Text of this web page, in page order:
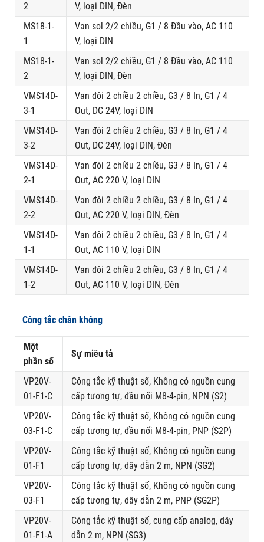
2
V, loại DIN, Đèn
MS18-1-
1
Van sol 2/2 chiều, G1 / 8 Đầu vào, AC 110
V, loại DIN
MS18-1-
2
Van sol 2/2 chiều, G1 / 8 Đầu vào, AC 110
V, loại DIN, Đèn
VMS14D-
3-1
Van đôi 2 chiều 2 chiều, G3 / 8 In, G1 / 4
Out, DC 24V, loại DIN
VMS14D-
3-2
Van đôi 2 chiều 2 chiều, G3 / 8 In, G1 / 4
Out, DC 24V, loại DIN, Đèn
VMS14D-
2-1
Van đôi 2 chiều 2 chiều, G3 / 8 In, G1 / 4
Out, AC 220 V, loại DIN
VMS14D-
2-2
Van đôi 2 chiều 2 chiều, G3 / 8 In, G1 / 4
Out, AC 220 V, loại DIN, Đèn
VMS14D-
1-1
Van đôi 2 chiều 2 chiều, G3 / 8 In, G1 / 4
Out, AC 110 V, loại DIN
VMS14D-
1-2
Van đôi 2 chiều 2 chiều, G3 / 8 In, G1 / 4
Out, AC 110 V, loại DIN, Đèn
Công tắc chân không
Một
phần số
Sự miêu tả
VP20V-
01-F1-C
Công tắc kỹ thuật số, Không có nguồn cung
cấp tương tự, đầu nối M8-4-pin, NPN (S2)
VP20V-
03-F1-C
Công tắc kỹ thuật số, Không có nguồn cung
cấp tương tự, đầu nối M8-4-pin, PNP (S2P)
VP20V-
01-F1
Công tắc kỹ thuật số, Không có nguồn cung
cấp tương tự, dây dẫn 2 m, NPN (SG2)
VP20V-
03-F1
Công tắc kỹ thuật số, Không có nguồn cung
cấp tương tự, dây dẫn 2 m, PNP (SG2P)
VP20V-
01-F1-A
Công tắc kỹ thuật số, cung cấp analog, dây
dẫn 2 m, NPN (SG3)